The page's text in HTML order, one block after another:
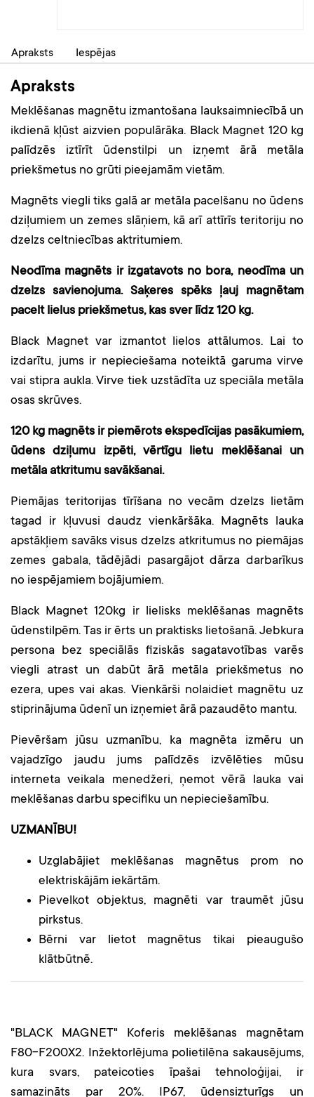
Apraksts Iespējas
Apraksts
Meklēšanas magnētu izmantošana lauksaimniecībā un
ikdienā kļūst aizvien populārāka. Black Magnet 120 kg
palīdzēs iztīrīt ūdenstilpi un izņemt ārā metāla
priekšmetus no grūti pieejamām vietām.
Magnēts viegli tiks galā ar metāla pacelšanu no ūdens
dziļumiem un zemes slāņiem, kā arī attīrīs teritoriju no
dzelzs celtniecības aktritumiem.
Neodīma magnēts ir izgatavots no bora, neodīma un
dzelzs savienojuma. Saķeres spēks ļauj magnētam
pacelt lielus priekšmetus, kas sver līdz 120 kg.
Black Magnet var izmantot lielos attālumos. Lai to
izdarītu, jums ir nepieciešama noteiktā garuma virve
vai stipra aukla. Virve tiek uzstādīta uz speciāla metāla
osas skrūves.
120 kg magnēts ir piemērots ekspedīcijas pasākumiem,
ūdens dziļumu izpēti, vērtīgu lietu meklēšanai un
metāla atkritumu savākšanai.
Piemājas teritorijas tīrīšana no vecām dzelzs lietām
tagad ir kļuvusi daudz vienkāršāka. Magnēts lauka
apstākļiem savāks visus dzelzs atkritumus no piemājas
zemes gabala, tādējādi pasargājot dārza darbarīkus
no iespējamiem bojājumiem.
Black Magnet 120kg ir lielisks meklēšanas magnēts
ūdenstilpēm. Tas ir ērts un praktisks lietošanā. Jebkura
persona bez speciālās fiziskās sagatavotības varēs
viegli atrast un dabūt ārā metāla priekšmetus no
ezera, upes vai akas. Vienkārši nolaidiet magnētu uz
stiprinājuma ūdenī un izņemiet ārā pazaudēto mantu.
Pievēršam jūsu uzmanību, ka magnēta izmēru un
vajadzīgo jaudu jums palīdzēs izvēlēties mūsu
interneta veikala menedžeri, ņemot vērā lauka vai
meklēšanas darbu specifiku un nepieciešamību.
UZMANĪBU!
Uzglabājiet meklēšanas magnētus prom no
elektriskājām iekārtām.
Pievelkot objektus, magnēti var traumēt jūsu
pirkstus.
Bērni var lietot magnētus tikai pieaugušo
klātbūtnē.
"BLACK MAGNET" Koferis meklēšanas magnētam
F80-F200X2. Inžektorlējuma polietilēna sakausējums,
kura svars, pateicoties īpašai tehnoloģijai, ir
samazināts par 20%. IP67, ūdensizturīgs un